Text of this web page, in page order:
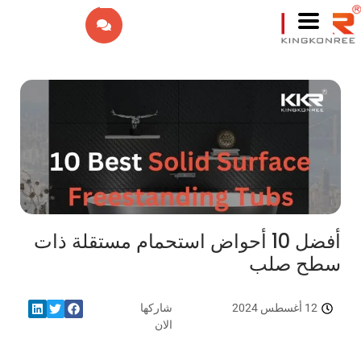
EN
ES
PT
أفضل 10 أحواض استحمام مستقلة ذات
سطح صلب
12 أغسطس 2024
شاركها
الان